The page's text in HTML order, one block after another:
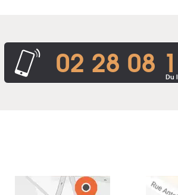
02 28 08 Du